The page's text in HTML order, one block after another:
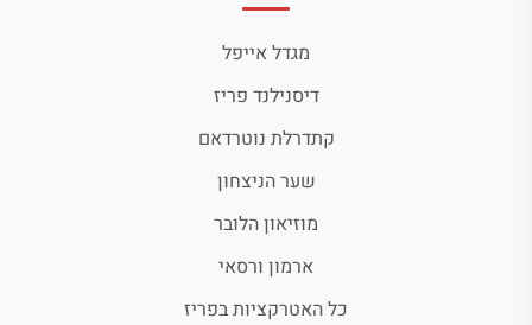
מגדל אייפל
דיסנילנד פריז
קתדרלת נוטרדאם
שער הניצחון
מוזיאון הלובר
ארמון ורסאי
כל האטרקציות בפריז